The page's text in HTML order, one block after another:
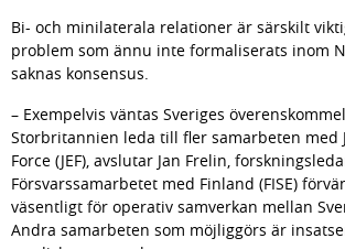
Bi- och minilaterala relationer är särskilt
problem som ännu inte formaliserats inom
saknas konsensus.
– Exempelvis väntas Sveriges
Storbritannien leda till fler samarbeten med
Force (JEF), avslutar Jan Frelin,
Försvarssamarbetet med Finland (FISE)
väsentligt för operativ samverkan mellan
Andra samarbeten som möjliggörs är